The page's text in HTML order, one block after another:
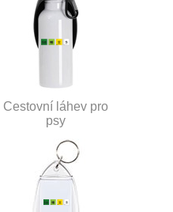
Cestovní láhev pro
psy